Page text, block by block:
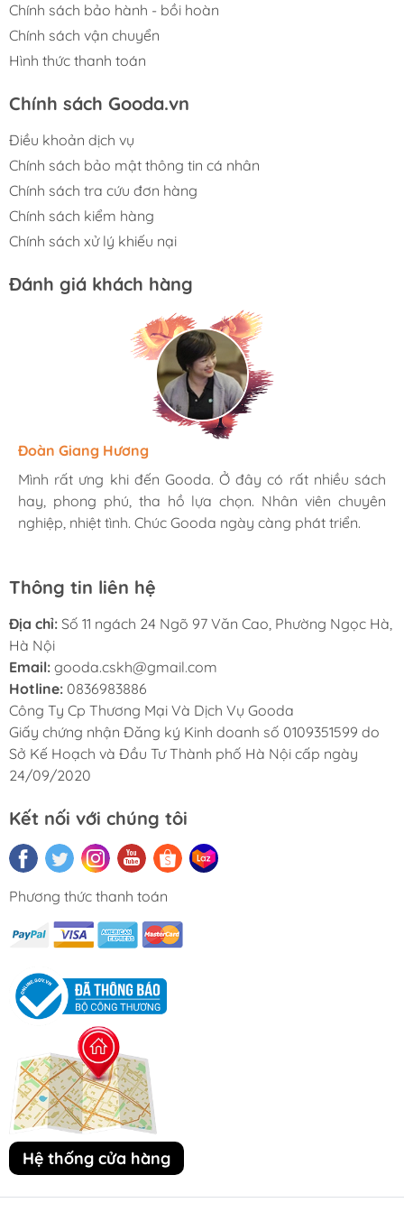
Chính sách bảo hành - bồi hoàn
Chính sách vận chuyển
Hình thức thanh toán
Chính sách Gooda.vn
Điều khoản dịch vụ
Chính sách bảo mật thông tin cá nhân
Chính sách tra cứu đơn hàng
Chính sách kiểm hàng
Chính sách xử lý khiếu nại
Đánh giá khách hàng
Hương Suri
Mình rất ưng khi đến Gooda. Ở đây có rất nhiều sách
hay, phong phú, tha hồ lựa chọn. Nhân viên chuyên
nghiệp, nhiệt tình. Chúc Gooda ngày càng phát triển.
Đoàn Giang Hương
Mình rất ưng khi đến Gooda. Ở đây có rất nhiều sách
hay, phong phú, tha hồ lựa chọn. Nhân viên chuyên
nghiệp, nhiệt tình. Chúc Gooda ngày càng phát triển.
Ngọc Anh
Mình rất ưng khi đến Gooda. Ở đây có rất nhiều sách
hay, phong phú, tha hồ lựa chọn. Nhân viên chuyên
nghiệp, nhiệt tình. Chúc Gooda ngày càng phát triển.
Thông tin liên hệ
Địa chỉ: Số 11 ngách 24 Ngõ 97 Văn Cao, Phường Ngọc Hà,
Hà Nội
Email: gooda.cskh@gmail.com
Hotline: 0836983886
Công Ty Cp Thương Mại Và Dịch Vụ Gooda
Giấy chứng nhận Đăng ký Kinh doanh số 0109351599 do
Sở Kế Hoạch và Đầu Tư Thành phố Hà Nội cấp ngày
24/09/2020
Kết nối với chúng tôi
Phương thức thanh toán
Hệ thống cửa hàng